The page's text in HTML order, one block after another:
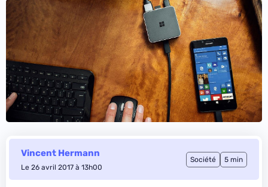
Vincent Hermann
Le 26 avril 2017 à 13h00
Société 5 min